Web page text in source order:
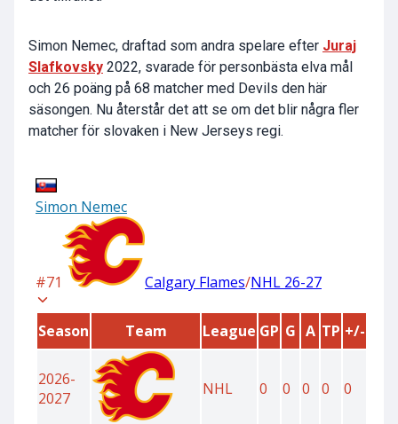
Simon Nemec, draftad som andra spelare efter Juraj
Slafkovsky 2022, svarade för personbästa elva mål
och 26 poäng på 68 matcher med Devils den här
säsongen. Nu återstår det att se om det blir några fler
matcher för slovaken i New Jerseys regi.